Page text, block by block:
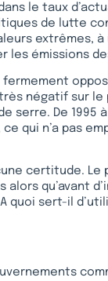
le taux
de lutte
extrêmes, à
émissions des
fermement
négatif sur
serre. De 1995
qui n’a pas
certitude.
alors qu’avant
quoi sert-il